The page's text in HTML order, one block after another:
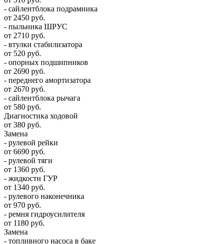
- сайлентблока подрамника
от 2450 руб.
- пыльника ШРУС
от 2710 руб.
- втулки стабилизатора
от 520 руб.
- опорных подшипников
от 2690 руб.
- переднего амортизатора
от 2670 руб.
- сайлентблока рычага
от 580 руб.
Диагностика ходовой
от 380 руб.
Замена
- рулевой рейки
от 6690 руб.
- рулевой тяги
от 1360 руб.
- жидкости ГУР
от 1340 руб.
- рулевого наконечника
от 970 руб.
- ремня гидроусилителя
от 1180 руб.
Замена
- топливного насоса в баке